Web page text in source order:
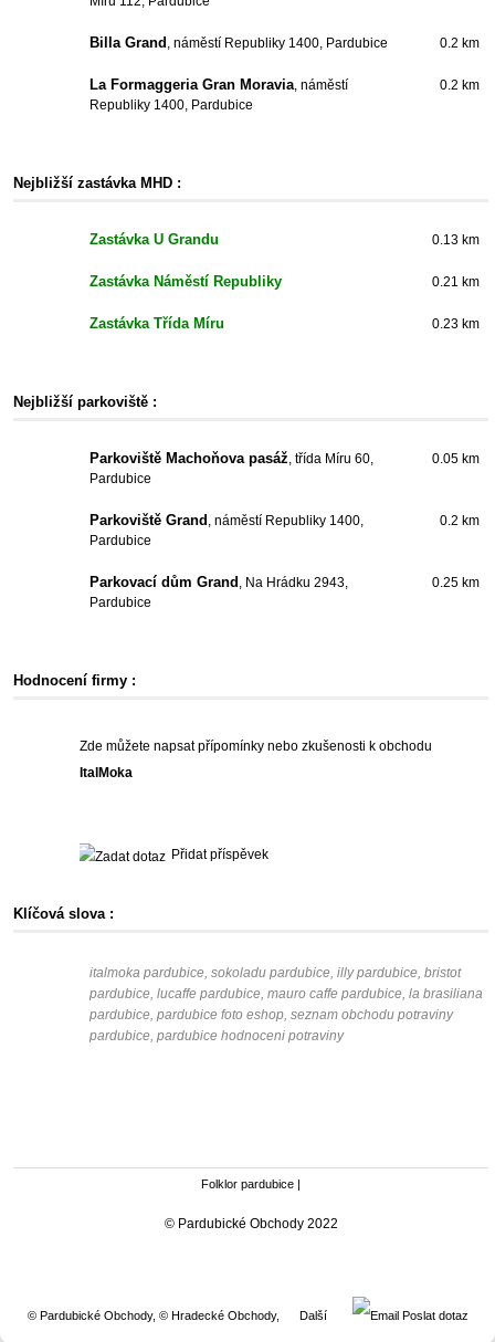
Billa Grand , náměstí Republiky 1400, Pardubice 0.2 km
La Formaggeria Gran Moravia, náměstí
Republiky 1400, Pardubice
0.2 km
Nejbližší zastávka MHD :
Zastávka U Grandu 0.13 km
Zastávka Náměstí Republiky 0.21 km
Zastávka Třída Míru 0.23 km
Nejbližší parkoviště :
Parkoviště Machoňova pasáž, třída Míru 60,
Pardubice
0.05 km
Parkoviště Grand , náměstí Republiky 1400,
Pardubice
0.2 km
Parkovací dům Grand , Na Hrádku 2943,
Pardubice
0.25 km
Hodnocení firmy :
Zde můžete napsat přípomínky nebo zkušenosti k obchodu
ItalMoka
Přidat příspěvek
Klíčová slova :
italmoka pardubice, sokoladu pardubice, illy pardubice, bristot
pardubice, lucaffe pardubice, mauro caffe pardubice, la brasiliana
pardubice, pardubice foto eshop, seznam obchodu potraviny
pardubice, pardubice hodnoceni potraviny
Folklor pardubice
© Pardubické Obchody 2022
© Pardubické Obchody, © Hradecké Obchody, Další Poslat dotaz